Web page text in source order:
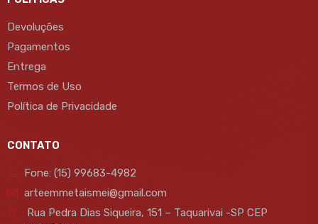
Devoluções
Pagamentos
Entrega
Termos de Uso
Política de Privacidade
CONTATO
Fone: (15) 99683-4982
arteemmetaismei@gmail.com
Rua Pedra Dias Siqueira, 151 – Taquarivai -SP CEP